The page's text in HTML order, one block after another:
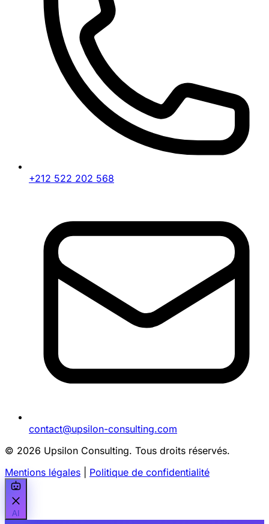
+212 522 202 568
contact@upsilon-consulting.com
© 2026 Upsilon Consulting. Tous droits réservés.
Mentions légales
Politique de confidentialité
AI